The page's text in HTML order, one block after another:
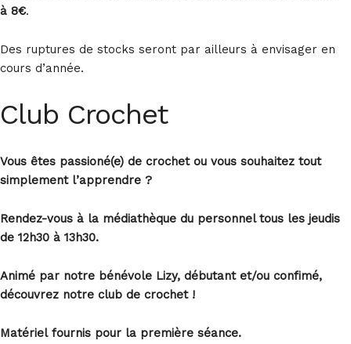
à 8€.
Des ruptures de stocks seront par ailleurs à envisager en
cours d’année.
Club Crochet
Vous êtes passioné(e) de crochet ou vous souhaitez tout
simplement l’apprendre ?
Rendez-vous à la médiathèque du personneltous les jeudis
de 12h30 à 13h30.
Animé par notre bénévole Lizy, débutantet/ou confimé,
découvrez notre club de crochet !
Matériel fournis pour la première séance.